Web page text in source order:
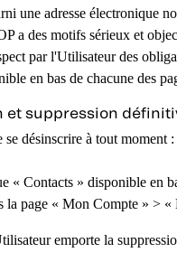
une adresse électronique
a des motifs sérieux et
par l'Utilisateur des
en bas de chacune des
et suppression
désinscrire à tout moment :
« Contacts » disponible en
la page « Mon Compte » >
emporte la